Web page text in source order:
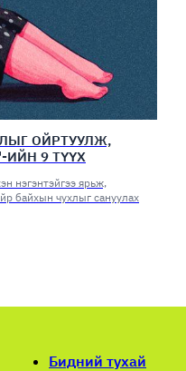
ОЙРТУУЛЖ,
ИЙН 9 ТҮҮХ
нэгэнтэйгээ ярьж,
байхын чухлыг сануулах
Бидний тухай